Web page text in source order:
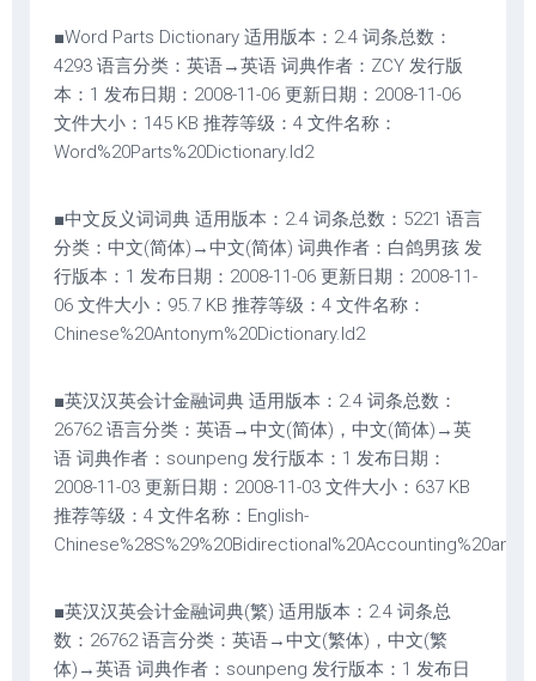
■Word Parts Dictionary 适用版本：2.4 词条总数：
4293 语言分类：英语→英语 词典作者：ZCY 发行版
本：1 发布日期：2008-11-06 更新日期：2008-11-06
文件大小：145 KB 推荐等级：4 文件名称：
Word%20Parts%20Dictionary.ld2
■中文反义词词典 适用版本：2.4 词条总数：5221 语言
分类：中文(简体)→中文(简体) 词典作者：白鸽男孩 发
行版本：1 发布日期：2008-11-06 更新日期：2008-11-
06 文件大小：95.7 KB 推荐等级：4 文件名称：
Chinese%20Antonym%20Dictionary.ld2
■英汉汉英会计金融词典 适用版本：2.4 词条总数：
26762 语言分类：英语→中文(简体)，中文(简体)→英
语 词典作者：sounpeng 发行版本：1 发布日期：
2008-11-03 更新日期：2008-11-03 文件大小：637 KB
推荐等级：4 文件名称：English-
■英汉汉英会计金融词典(繁) 适用版本：2.4 词条总
数：26762 语言分类：英语→中文(繁体)，中文(繁
体)→英语 词典作者：sounpeng 发行版本：1 发布日